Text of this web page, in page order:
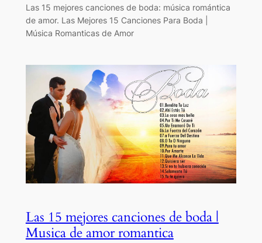
Las 15 mejores canciones de boda: música romántica
de amor. Las Mejores 15 Canciones Para Boda |
Música Romanticas de Amor
Las 15 mejores canciones de boda |
Musica de amor romantica